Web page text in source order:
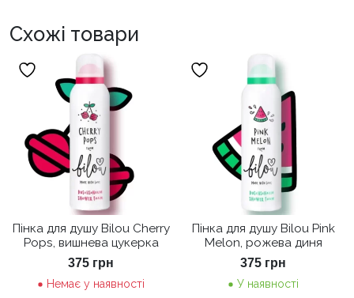
Схожі товари
Пінка для душу Bilou Cherry
Pops, вишнева цукерка
375 грн
Немає у наявності
Пінка для душу Bilou Pink
Melon, рожева диня
375 грн
У наявності